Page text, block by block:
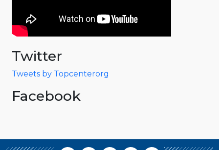
Twitter
Tweets by Topcenterorg
Facebook